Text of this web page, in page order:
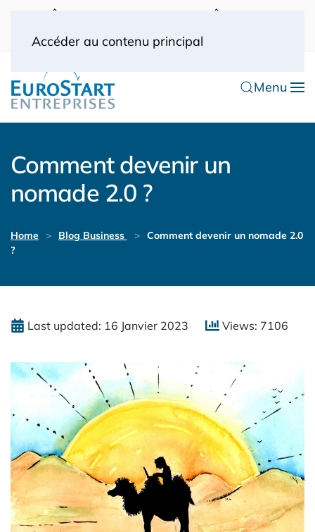
Accéder au contenu principal
(0) 1 53 57 49 10
0033 (0) 6 70 52 11 09
Menu
Comment devenir un
nomade 2.0 ?
Home Blog Business
Comment devenir un nomade 2.0
?
Last updated: 16 Janvier 2023 Views: 7106